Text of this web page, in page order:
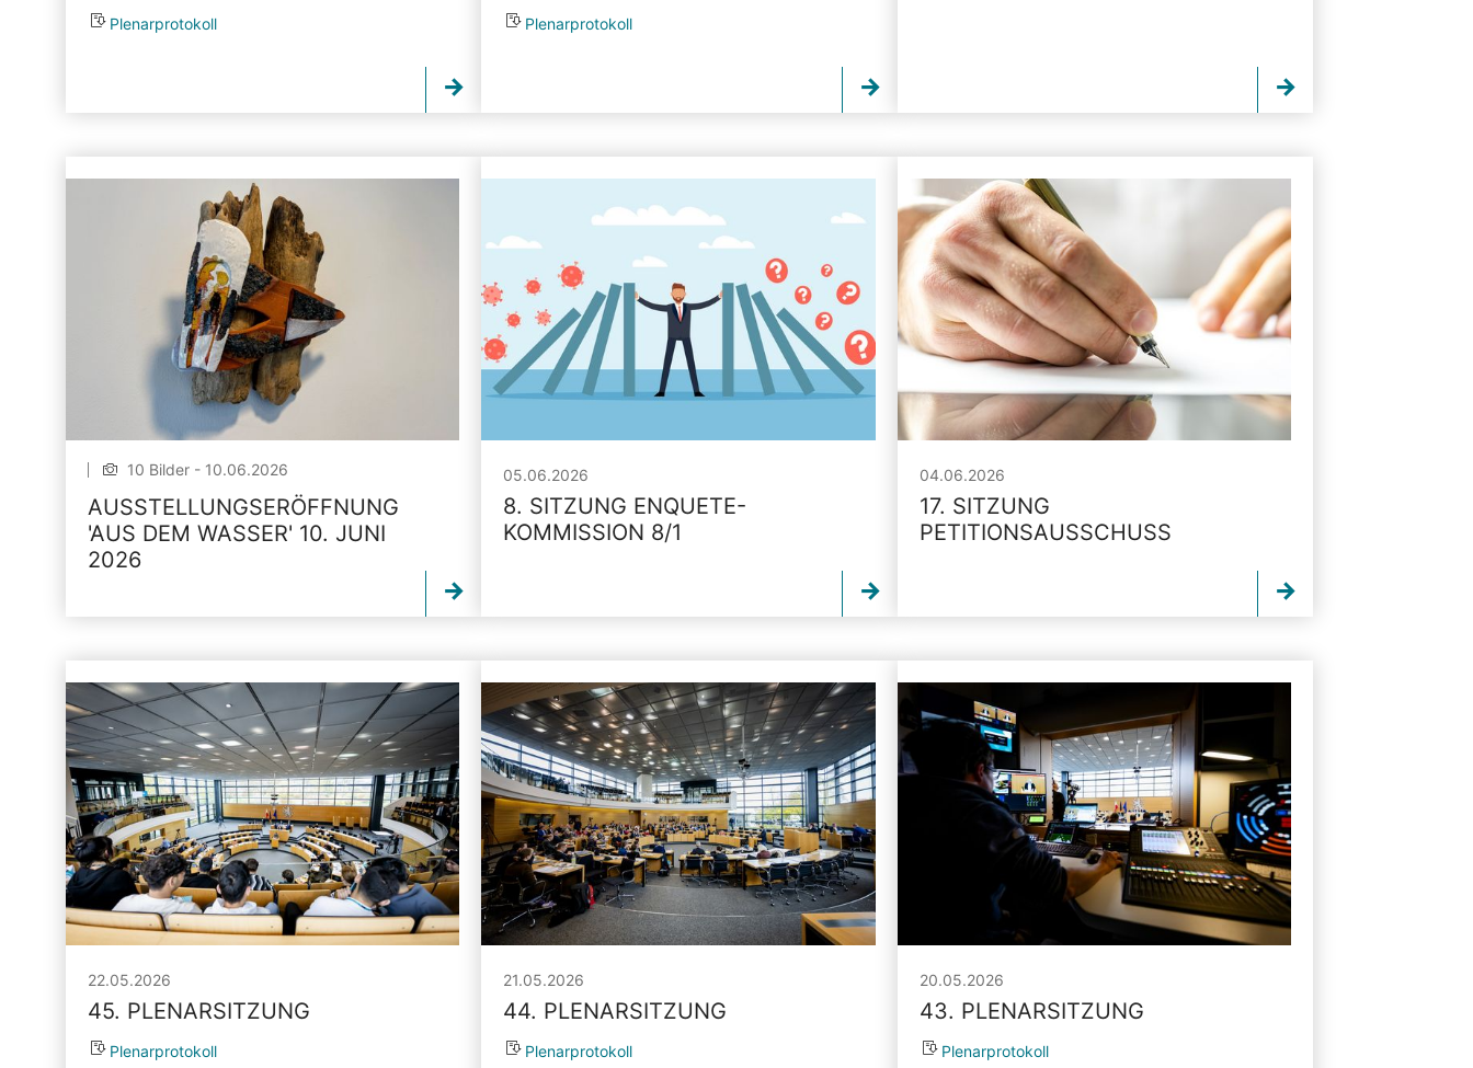
Plenarprotokoll Plenarprotokoll
10 Bilder - 10.06.2026
AUSSTELLUNGSERÖFFNUNG
'AUS DEM WASSER' 10. JUNI
2026
05.06.2026
8. SITZUNG ENQUETE-
KOMMISSION 8/1
04.06.2026
17. SITZUNG
PETITIONSAUSSCHUSS
22.05.2026
45. PLENARSITZUNG
Plenarprotokoll
21.05.2026
44. PLENARSITZUNG
Plenarprotokoll
20.05.2026
43. PLENARSITZUNG
Plenarprotokoll